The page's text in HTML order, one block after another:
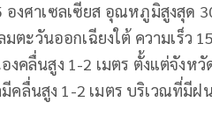
งศาเซลเซียส อุณหภูมิสูงสุด
ตะวันออกเฉียงใต้ ความเร็ว
คลื่นสูง 1-2 เมตร ตั้งแต่จังหวั
คลื่นสูง 1-2 เมตร บริเวณที่มี